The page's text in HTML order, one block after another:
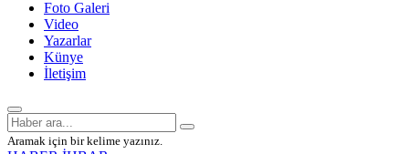
Foto Galeri
Video
Yazarlar
Künye
İletişim
Aramak için bir kelime yazınız.